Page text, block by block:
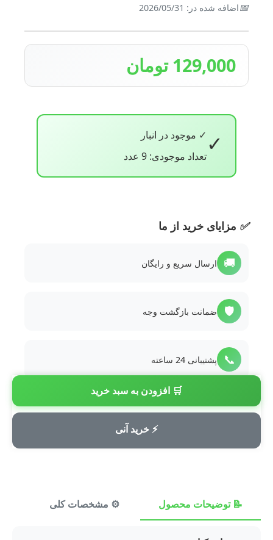
📅اضافه شده در: 2026/05/31
129,000 تومان
✓ ✓ موجود در انبار
تعداد موجودی: 9 عدد
🛒 افزودن به سبد خرید
⚡ خرید آنی
✅ مزایای خرید از ما
🚚 ارسال سریع و رایگان
🛡️ ضمانت بازگشت وجه
📞 پشتیبانی 24 ساعته
💳 پرداخت امن
📝 توضیحات محصول ⚙️ مشخصات کلی